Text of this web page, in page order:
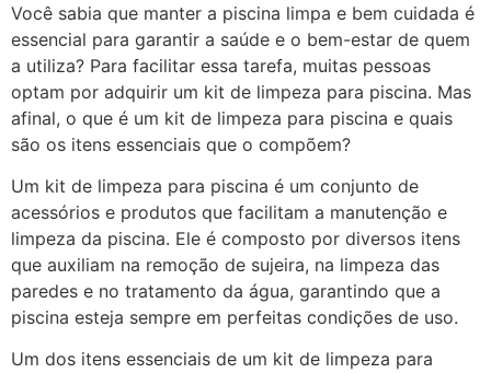
Você sabia que manter a piscina limpa e bem cuidada é
essencial para garantir a saúde e o bem-estar de quem
a utiliza? Para facilitar essa tarefa, muitas pessoas
optam por adquirir um kit de limpeza para piscina. Mas
afinal, o que é um kit de limpeza para piscina e quais
são os itens essenciais que o compõem?
Um kit de limpeza para piscina é um conjunto de
acessórios e produtos que facilitam a manutenção e
limpeza da piscina. Ele é composto por diversos itens
que auxiliam na remoção de sujeira, na limpeza das
paredes e no tratamento da água, garantindo que a
piscina esteja sempre em perfeitas condições de uso.
Um dos itens essenciais de um kit de limpeza para